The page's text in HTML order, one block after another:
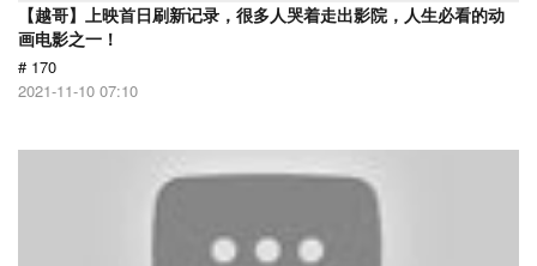
【越哥】上映首日刷新记录，很多人哭着走出影院，人生必看的动
画电影之一！
# 170
2021-11-10 07:10